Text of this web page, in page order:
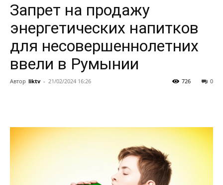
Запрет на продажу
энергетических напитков
для несовершеннолетних
ввели в Румынии
Автор liktv - 21/02/2024 16:26 0
726